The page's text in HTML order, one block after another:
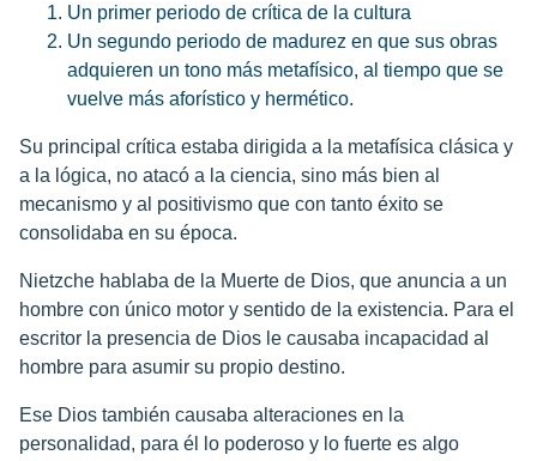
Un primer periodo de crítica de la cultura
Un segundo periodo de madurez en que sus obras
adquieren un tono más metafísico, al tiempo que se
vuelve más aforístico y hermético.
Su principal crítica estaba dirigida a la metafísica clásica y
a la lógica, no atacó a la ciencia, sino más bien al
mecanismo y al positivismo que con tanto éxito se
consolidaba en su época.
Nietzche hablaba de la Muerte de Dios, que anuncia a un
hombre con único motor y sentido de la existencia. Para el
escritor la presencia de Dios le causaba incapacidad al
hombre para asumir su propio destino.
Ese Dios también causaba alteraciones en la
personalidad, para él lo poderoso y lo fuerte es algo